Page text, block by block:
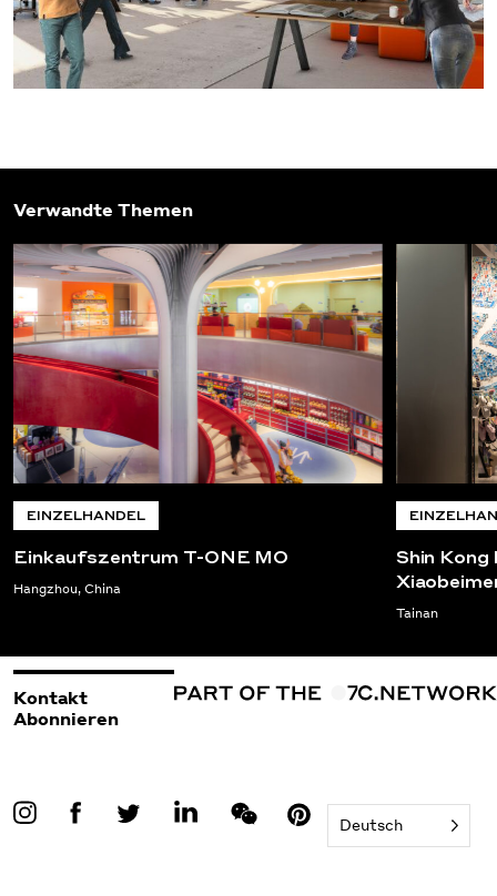
Verwandte Themen
EINZELHANDEL
Einkaufszentrum T-ONE MO
Hangzhou, China
Shin Kong
Tainan
Kontakt
Abonnieren
Deutsch